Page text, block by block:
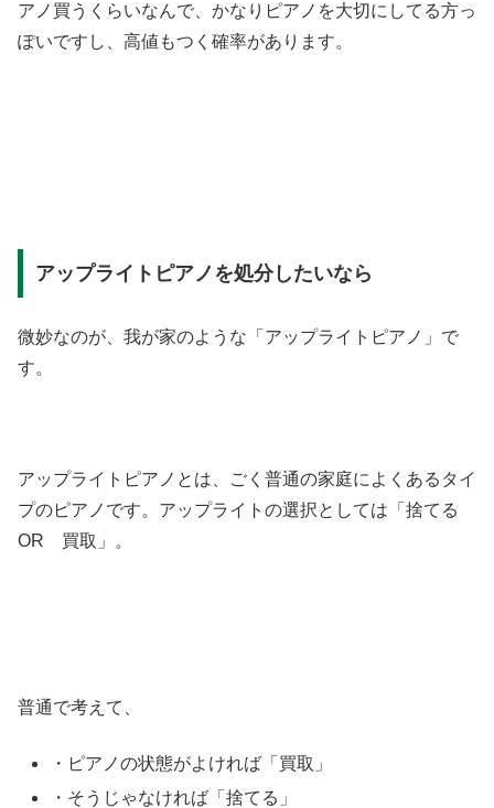
アノ買うくらいなんで、かなりピアノを大切にしてる方っ
ぽいですし、高値もつく確率があります。
アップライトピアノを処分したいなら
微妙なのが、我が家のような「アップライトピアノ」で
す。
アップライトピアノとは、ごく普通の家庭によくあるタイ
プのピアノです。アップライトの選択としては「捨てる
OR 買取」。
普通で考えて、
・ピアノの状態がよければ「買取」
・そうじゃなければ「捨てる」